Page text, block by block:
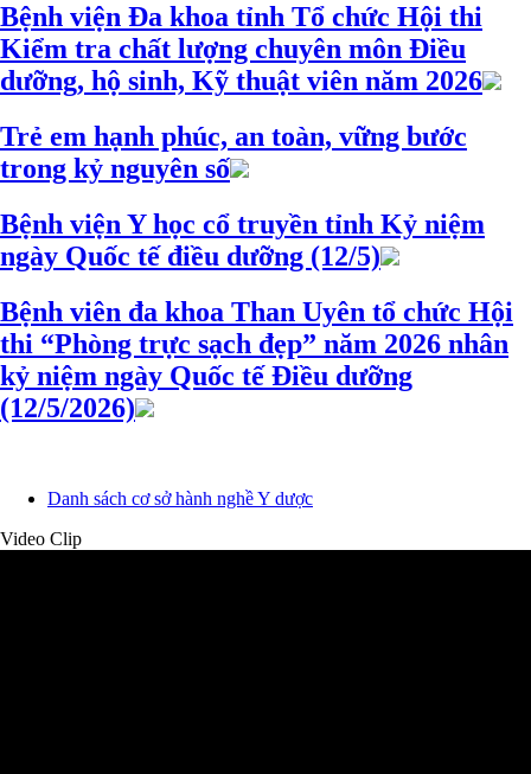
Bệnh viện Đa khoa tỉnh Tổ chức Hội thi
Kiểm tra chất lượng chuyên môn Điều
dưỡng, hộ sinh, Kỹ thuật viên năm 2026
Trẻ em hạnh phúc, an toàn, vững bước
trong kỷ nguyên số
Bệnh viện Y học cổ truyền tỉnh Kỷ niệm
ngày Quốc tế điều dưỡng (12/5)
Bệnh viên đa khoa Than Uyên tổ chức Hội
thi “Phòng trực sạch đẹp” năm 2026 nhân
kỷ niệm ngày Quốc tế Điều dưỡng
(12/5/2026)
Danh sách cơ sở hành nghề Y dược
Video Clip